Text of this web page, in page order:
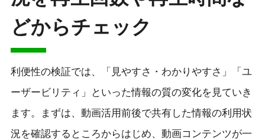
どからチェック
利便性の検証では、「見やすさ・わかりやすさ」「ユ
ーザービリティ」といった情報の質の変化を見ていき
ます。まずは、動画活用前後で共有した情報の利用状
況を確認するところからはじめ、動画コンテンツが一